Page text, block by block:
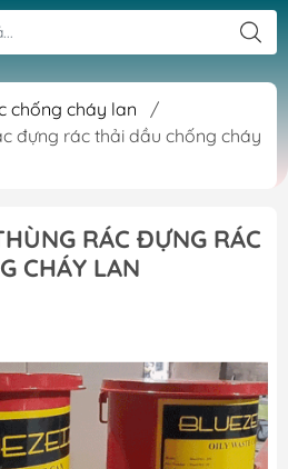
chống cháy lan
/
đựng rác thải dầu chống cháy
RÁC ĐỰNG RÁC
CHÁY LAN